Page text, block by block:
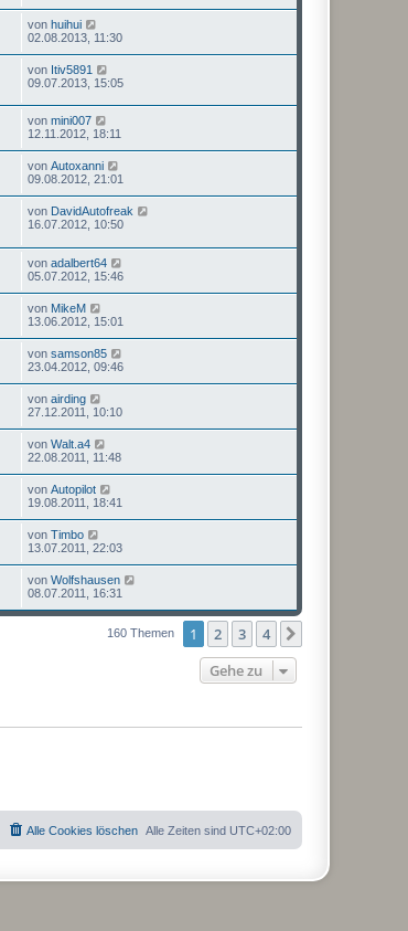
von huihui
02.08.2013, 11:30
von Itiv5891
09.07.2013, 15:05
von mini007
12.11.2012, 18:11
von Autoxanni
09.08.2012, 21:01
von DavidAutofreak
16.07.2012, 10:50
von adalbert64
05.07.2012, 15:46
von MikeM
13.06.2012, 15:01
von samson85
23.04.2012, 09:46
von airding
27.12.2011, 10:10
von Walt.a4
22.08.2011, 11:48
von Autopilot
19.08.2011, 18:41
von Timbo
13.07.2011, 22:03
von Wolfshausen
08.07.2011, 16:31
160 Themen 1 2 3 4
Gehe zu
Alle Zeiten sind UTC+02:00
Alle Cookies löschen